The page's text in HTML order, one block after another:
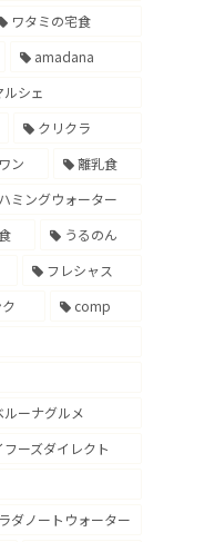
ワタミの宅食
amadana
ルシェ
クリクラ
ン
離乳食
ハミングウォーター
うるのん
フレシャス
comp
ルーナグルメ
フーズダイレクト
ダノートウォーター